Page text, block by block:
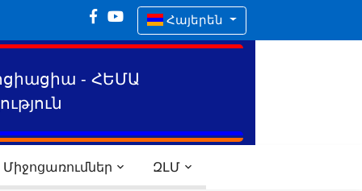
Հայերեն
- ՀԵՄԱ
Միջոցառումներ ԶԼՄ